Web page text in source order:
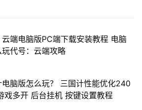
端电脑版PC端下载安装教程 电脑
玩代号：云端攻略
电脑版怎么玩？ 三国计性能优化240
戏多开 后台挂机 按键设置教程